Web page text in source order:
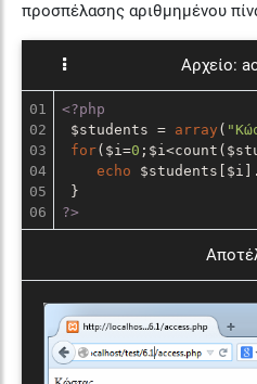
προσπέλασης αριθμημένου
Αρχείο:
01
02
03
04
05
<?php
$students = array (
for($i=0
echo $students[$i].
?>